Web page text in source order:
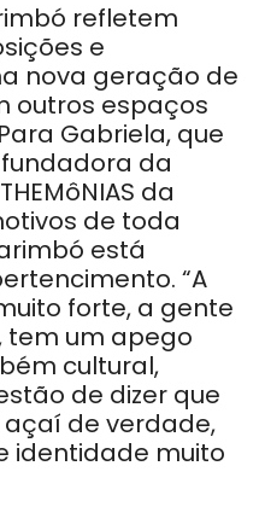
refletem
e
nova geração de
outros espaços
Gabriela, que
da
da
de toda
está
“A
forte, a gente
tem um apego
cultural,
de dizer que
de verdade,
identidade muito